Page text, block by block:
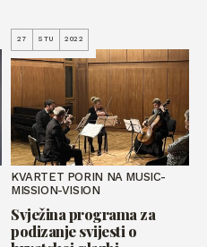
27 STU 2022
KVARTET PORIN NA MUSIC-
MISSION-VISION
Svježina programa za
podizanje svijesti o